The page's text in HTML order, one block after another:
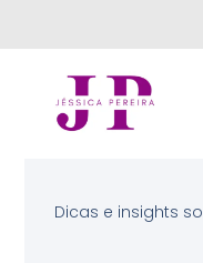
Dicas e insights